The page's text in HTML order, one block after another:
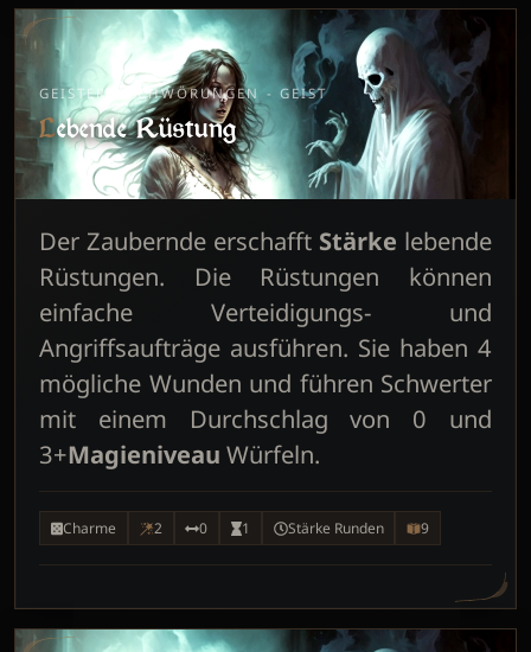
GEISTERBESCHWÖRUNGEN - GEIST
Lebende Rüstung
Der Zaubernde erschafft Stärke lebende
Rüstungen. Die Rüstungen können
einfache Verteidigungs- und
Angriffsaufträge ausführen. Sie haben 4
mögliche Wunden und führen Schwerter
mit einem Durchschlag von 0 und
3+Magieniveau Würfeln.
Charme 2 0 1 Stärke Runden 9